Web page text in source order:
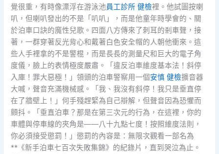
覺很重，有時像漂浮在游泳池員工診所 健檢裡。他試圖按喇
叭，但喇叭發出的不是「叭叭」，而是他童年時學會的、關
於泊車口訣的魔性兒歌。四面八方傳來了刺耳的剎車聲，接
著，一群穿著反光背心和戴著白色安全帽的人朝他衝來。這
些人手裡拿的不是警棍，而是長長的測量尺和巨大的電子角
度儀，臉上的表情極度嚴肅。「違反泊車維度基本法！斜停
入庫！罪大惡極！」領頭的泊車警察用一個安慎 健檢擴音器
大喊，聲音充滿機械感。「我、我沒有斜停！我只是垂直停
在了牆壁上！」何手殘趕緊為自己辯解，但聲音因為恐懼而
顫抖。「垂直泊車？那是在第三次元的行為，在這裡，你的
車體與停車線的夾角是——八十九點七度！按照維度法則，
你必須接受懲罰！」懲罰的內容是：無限次觀看一部名為
**《新手泊車七百次失敗集錦》的紀錄片，直到哭泣為止。